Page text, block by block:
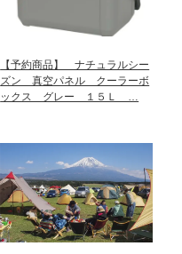
【予約商品】 ナチュラルシー
ズン 真空パネル クーラーボ
ックス グレー １５Ｌ …